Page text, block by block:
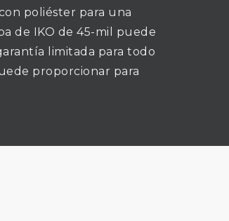
poliéster para una
de IKO de 45-mil puede
limitada para todo
proporcionar para